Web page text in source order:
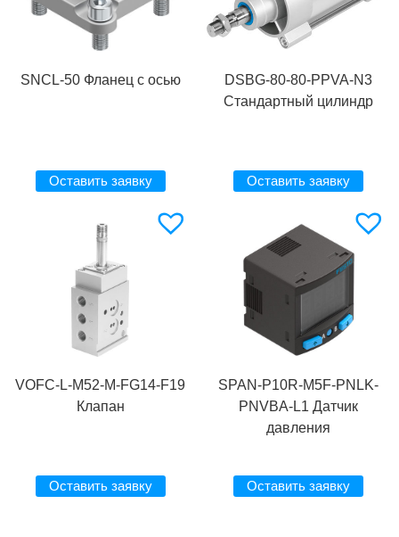
SNCL-50 Фланец с осью
Оставить заявку
DSBG-80-80-PPVA-N3
Стандартный цилиндр
Оставить заявку
VOFC-L-M52-M-FG14-F19
Клапан
Оставить заявку
SPAN-P10R-M5F-PNLK-
PNVBA-L1 Датчик
давления
Оставить заявку